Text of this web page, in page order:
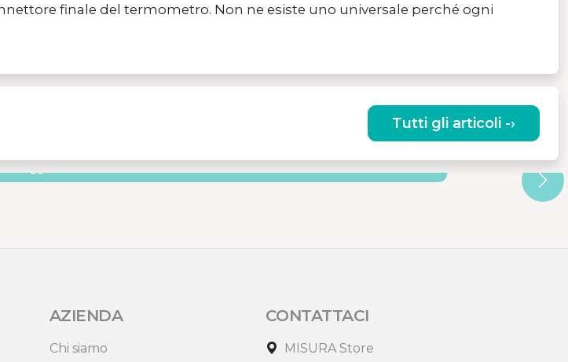
finale del termometro. Non ne esiste uno universale perché ogni
Tutti gli articoli -›
– MISURAZIONI FACILI E CONVENIENTI
AZIENDA
Chi siamo
CONTATTACI
MISURA Store